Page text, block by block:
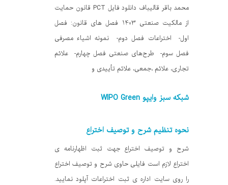
محمد باقر قالیباف دانلود فایل PCT قانون حمایت
از مالکیت صنعتی 1403 فصل های قانون: فصل
اول- اختراعات فصل دوم- نمونه اشیاء مصرفی
فصل سوم- طرح‌های صنعتی فصل چهارم- علائم
تجاری، علائم ،جمعی، علائم تأییدی و
شبکه سبز وایپو WIPO Green
نحوه تنظیم شرح و توصیف اختراع
شرح و توصیف اختراع جهت ثبت اظهارنامه ی
اختراع لازم است فایلی حاوی شرح و توصیف اختراع
را روی سایت اداره ی ثبت اختراعات آپلود نمایید.